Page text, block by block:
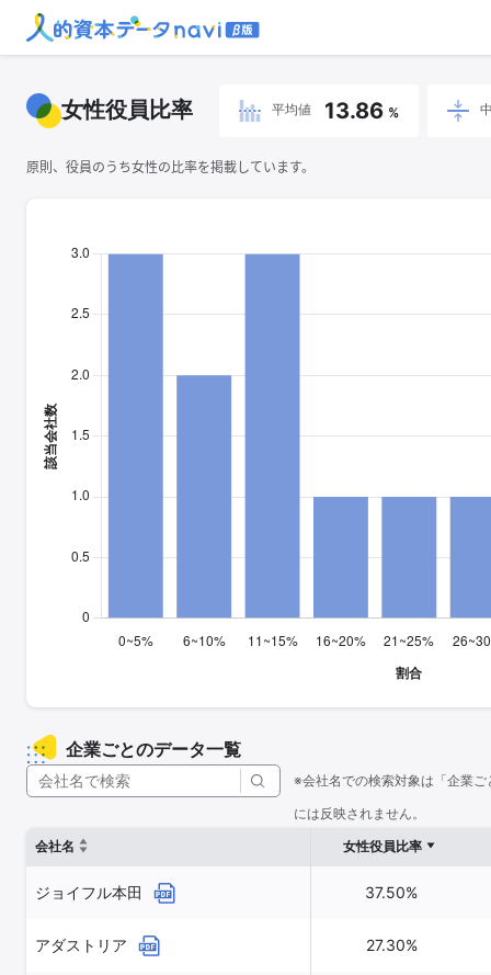
女性役員比率 平均値 13.86 %
原則、役員のうち女性の比率を掲載しています。
企業ごとのデータ一覧
※会社名での検索対象は「企業
には反映されません。
会社名
女性役員比率
ジョイフル本田 37.50%
アダストリア 27.30%